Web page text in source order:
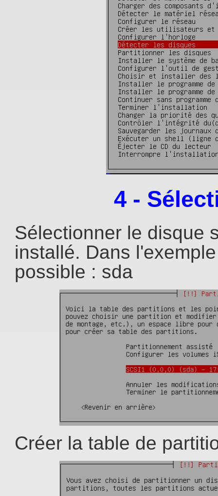
4 -
Sélectionner le disque
installé. Dans
possible : sda
Créer la table de